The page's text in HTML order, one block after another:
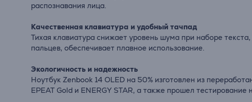
распознавания лица.
Качественная клавиатура и удобный тачпад
Тихая клавиатура снижает уровень шума при наборе
пальцев, обеспечивает плавное использование.
Экологичность и надежность
Ноутбук Zenbook 14 OLED на 50% изготовлен из
EPEAT Gold и ENERGY STAR, а также прошел